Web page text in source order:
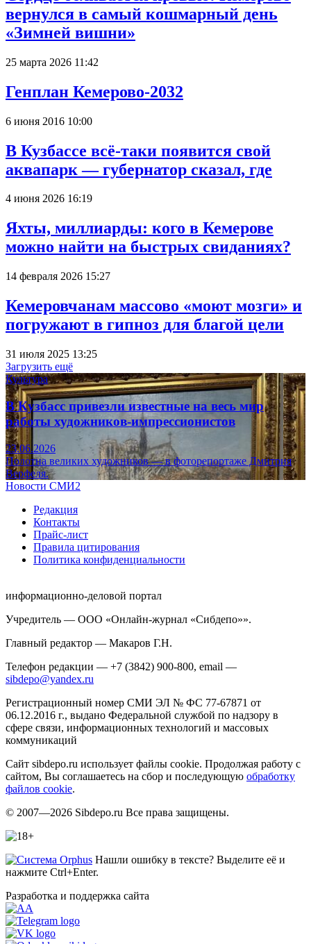
вернулся в самый кошмарный день
«Зимней вишни»
25 марта 2026 11:42
Генплан Кемерово-2032
6 июня 2016 10:00
В Кузбассе всё-таки появится свой
аквапарк — губернатор сказал, где
4 июня 2026 16:19
Яхты, миллиарды: кого в Кемерове
можно найти на быстрых свиданиях?
14 февраля 2026 15:27
Кемеровчанам массово «моют мозги» и
погружают в гипноз для благой цели
31 июля 2025 13:25
Загрузить ещё
Культура
В Кузбасс привезли известные на весь мир
работы художников-импрессионистов
23.06.2026
Полотна великих художников — в фоторепортаже Дмитрия
Верфеля.
Новости СМИ2
Редакция
Контакты
Прайс-лист
Правила цитирования
Политика конфиденциальности
информационно-деловой портал
Учредитель — ООО «Онлайн-журнал «Сибдепо»».
Главный редактор — Макаров Г.Н.
Телефон редакции — +7 (3842) 900-800, email —
sibdepo@yandex.ru
Регистрационный номер СМИ ЭЛ № ФС 77-67871 от
06.12.2016 г., выдано Федеральной службой по надзору в
сфере связи, информационных технологий и массовых
коммуникаций
Сайт sibdepo.ru использует файлы cookie. Продолжая работу с
сайтом, Вы соглашаетесь на сбор и последующую обработку
файлов cookie.
© 2007—2026 Sibdepo.ru Все права защищены.
Нашли ошибку в тексте? Выделите её и
нажмите Ctrl+Enter.
Разработка и поддержка сайта